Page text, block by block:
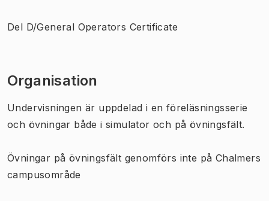
Del D/General Operators Certificate
Organisation
Undervisningen är uppdelad i en föreläsningsserie
och övningar både i simulator och på övningsfält.
Övningar på övningsfält genomförs inte på Chalmers
campusområde